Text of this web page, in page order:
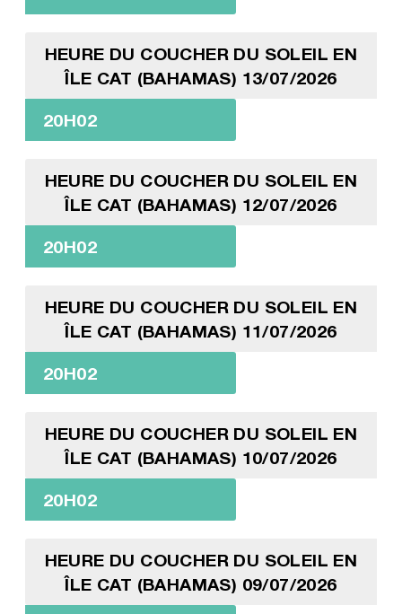
HEURE DU COUCHER DU SOLEIL EN
ÎLE CAT (BAHAMAS) 13/07/2026
20H02
HEURE DU COUCHER DU SOLEIL EN
ÎLE CAT (BAHAMAS) 12/07/2026
20H02
HEURE DU COUCHER DU SOLEIL EN
ÎLE CAT (BAHAMAS) 11/07/2026
20H02
HEURE DU COUCHER DU SOLEIL EN
ÎLE CAT (BAHAMAS) 10/07/2026
20H02
HEURE DU COUCHER DU SOLEIL EN
ÎLE CAT (BAHAMAS) 09/07/2026